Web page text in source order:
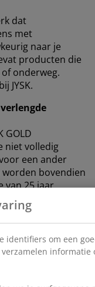
dat
met
naar je
producten die
onderweg.
JYSK.
GOLD
niet volledig
een ander
worden bovendien
van 25 jaar.
van tijd
kan je een lichte
onschadelijk
laten